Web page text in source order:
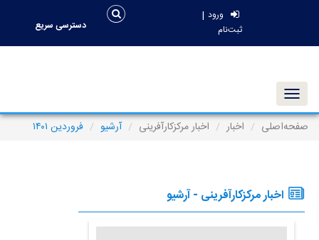
ورود |
ثبت‌نام دسترسی سریع
Toggle navigation
صفحه‌اصلی
اخبار اخبار مرکزکارآفرینی آرشیو فروردین ۱۴۰۱
اخبار مرکزکارآفرینی - آرشیو